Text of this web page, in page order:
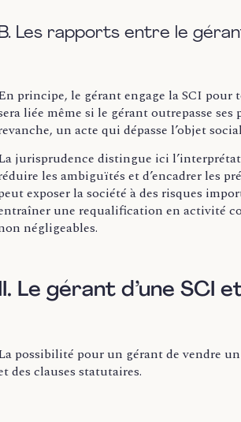
B. Les rapports entre le
principe, le gérant engage la SCI
liée même si le gérant outrepasse
un acte qui dépasse l’objet
jurisprudence distingue ici
les ambiguïtés et d’encadrer les
exposer la société à des risques
une requalification en activité
négligeables.
Le gérant d’une SCI
possibilité pour un gérant de vendre
des clauses statutaires.